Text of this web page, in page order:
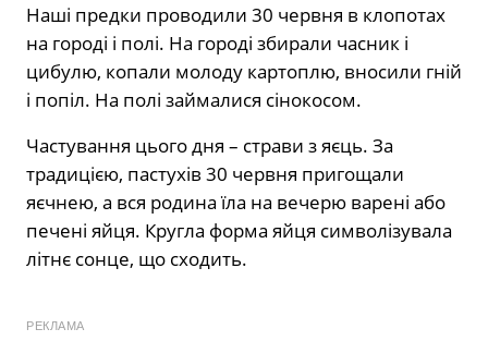
Наші предки проводили 30 червня в клопотах
на городі і полі. На городі збирали часник і
цибулю, копали молоду картоплю, вносили гній
і попіл. На полі займалися сінокосом.
Частування цього дня – страви з яєць. За
традицією, пастухів 30 червня пригощали
яєчнею, а вся родина їла на вечерю варені або
печені яйця. Кругла форма яйця символізувала
літнє сонце, що сходить.
РЕКЛАМА